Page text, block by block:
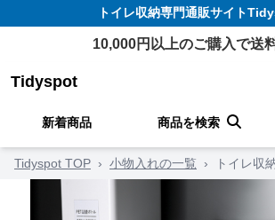
トイレ収納専門通販サイト
10,000円以上のご購入で送
Tidyspot
新着商品 商品を検索
Tidyspot TOP › 小物入れの一覧 › トイレ収